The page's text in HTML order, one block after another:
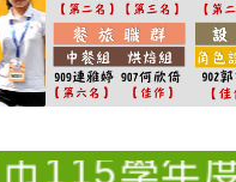
第4招)】
期第9次代
第12招)】
期第7次代
115學年